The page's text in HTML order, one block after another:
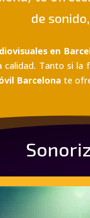
de
en
Tanto si
Barcelona te